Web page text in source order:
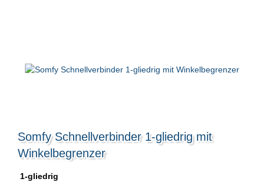
Somfy Schnellverbinder 1-gliedrig mit
Winkelbegrenzer
1-gliedrig